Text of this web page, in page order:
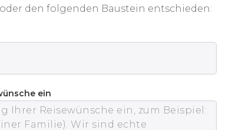
den folgenden Baustein entschieden:
ein